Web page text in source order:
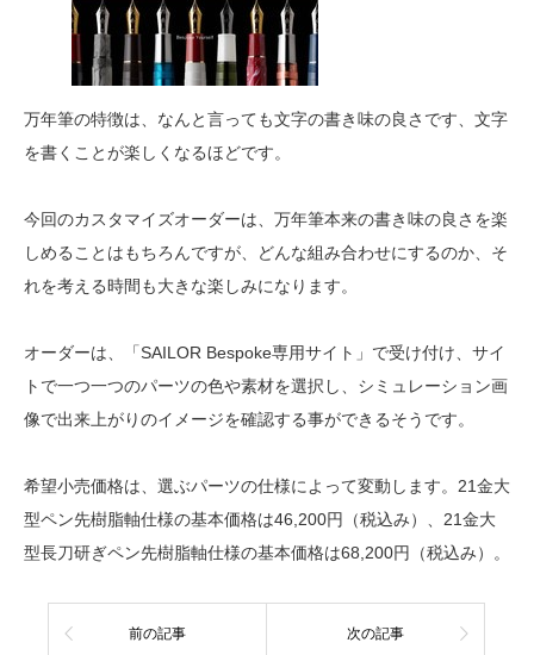
万年筆の特徴は、なんと言っても文字の書き味の良さです、文字
を書くことが楽しくなるほどです。
今回のカスタマイズオーダーは、万年筆本来の書き味の良さを楽
しめることはもちろんですが、どんな組み合わせにするのか、そ
れを考える時間も大きな楽しみになります。
オーダーは、「SAILOR Bespoke専用サイト」で受け付け、サイ
トで一つ一つのパーツの色や素材を選択し、シミュレーション画
像で出来上がりのイメージを確認する事ができるそうです。
希望小売価格は、選ぶパーツの仕様によって変動します。21金大
型ペン先樹脂軸仕様の基本価格は46,200円（税込み）、21金大
型長刀研ぎペン先樹脂軸仕様の基本価格は68,200円（税込み）。
前の記事 次の記事